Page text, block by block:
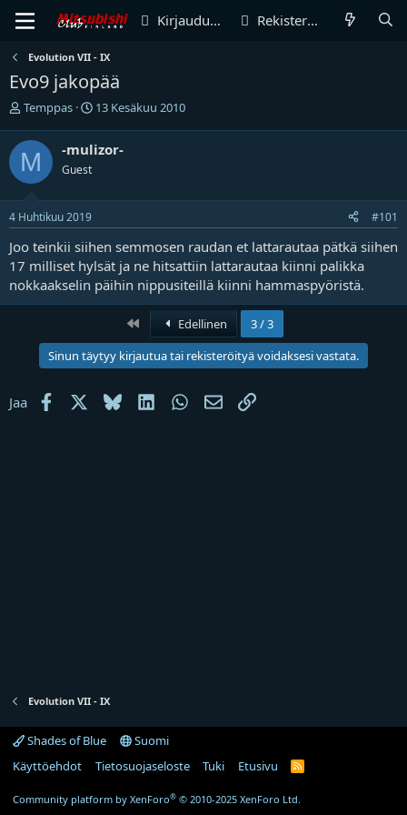
Kirjaudu sisään Rekisteröidy
Evolution VII - IX
Evo9 jakopää
V
e
s
t
i
k
e
j
u
n
a
a
Temppas
A
i
i
v
ä
m
r
ä
13 Kesäkuu 2010
M -mulizor-
Guest
4 Huhtikuu 2019 #101
Joo teinkii siihen semmosen raudan et lattarautaa pätkä siihen
17 milliset hylsät ja ne hitsattiin lattarautaa kiinni palikka
nokkaakselin päihin nippusiteillä kiinni hammaspyöristä.
Ensimmäinen
Edellinen
3 / 3
Sinun täytyy kirjautua tai rekisteröityä voidaksesi vastata.
Jaa Facebook BlueskyLinkedInWhatsAppSähköposti
Linkki
Evolution VII - IX
Shades of Blue
Suomi
Käyttöehdot
Tietosuojaseloste Tuki Etusivu
R
Community platform by XenForo® © 2010-2025 XenForo Ltd.